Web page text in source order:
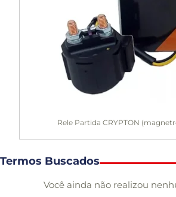
Rele Partida CRYPTON
Termos Buscados
Você ainda não realizou